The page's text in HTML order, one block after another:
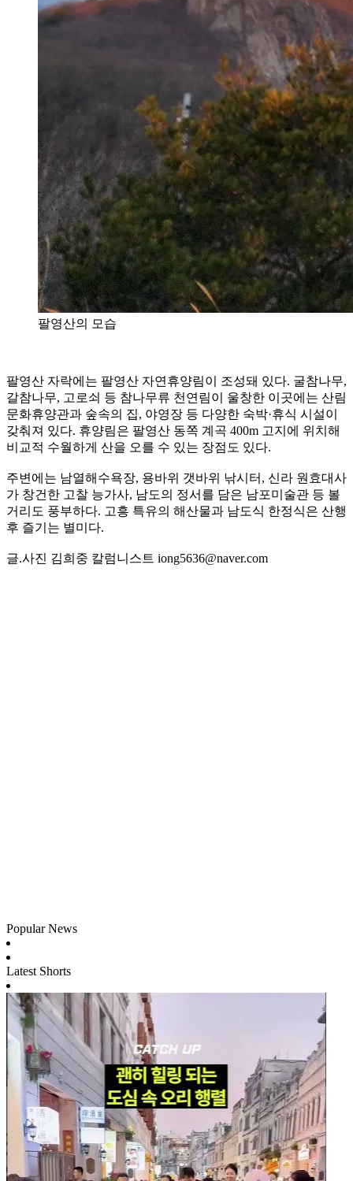
팔영산의 모습
팔영산 자락에는 팔영산 자연휴양림이 조성돼 있다. 굴참나무,
갈참나무, 고로쇠 등 참나무류 천연림이 울창한 이곳에는 산림
문화휴양관과 숲속의 집, 야영장 등 다양한 숙박·휴식 시설이
갖춰져 있다. 휴양림은 팔영산 동쪽 계곡 400m 고지에 위치해
비교적 수월하게 산을 오를 수 있는 장점도 있다.
주변에는 남열해수욕장, 용바위 갯바위 낚시터, 신라 원효대사
가 창건한 고찰 능가사, 남도의 정서를 담은 남포미술관 등 볼
거리도 풍부하다. 고흥 특유의 해산물과 남도식 한정식은 산행
후 즐기는 별미다.
글.사진 김희중 칼럼니스트 iong5636@naver.com
Popular News
Latest Shorts